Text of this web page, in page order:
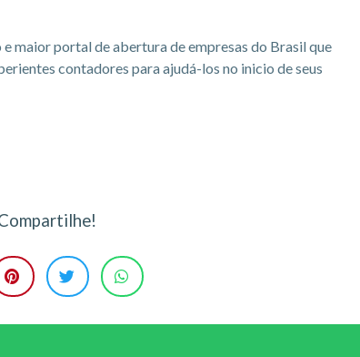
maior portal de abertura de empresas do Brasil que
contadores para ajudá-los no inicio de seus